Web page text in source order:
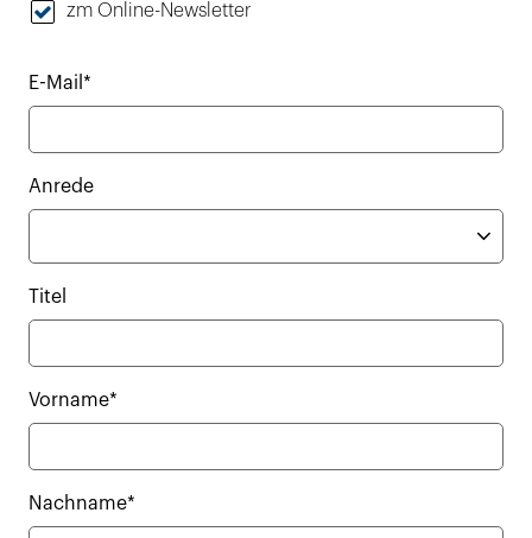
zm Online-Newsletter
E-Mail*
Anrede
Titel
Vorname*
Nachname*